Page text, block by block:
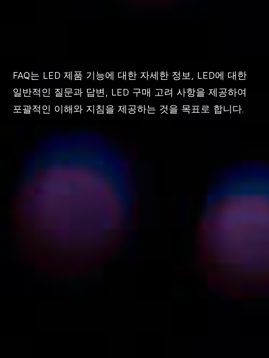
FAQ는 LED 제품 기능에 대한 자세한 정보, LED에 대한
일반적인 질문과 답변, LED 구매 고려 사항을 제공하여
포괄적인 이해와 지침을 제공하는 것을 목표로 합니다.